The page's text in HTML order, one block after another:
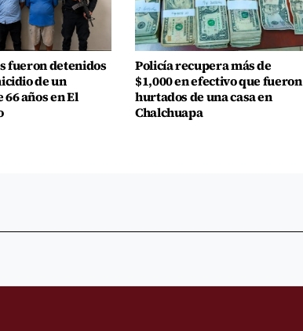
fueron detenidos
de un
años en El
Policía recupera más de
$1,000 en efectivo que fueron
hurtados de una casa en
Chalchuapa